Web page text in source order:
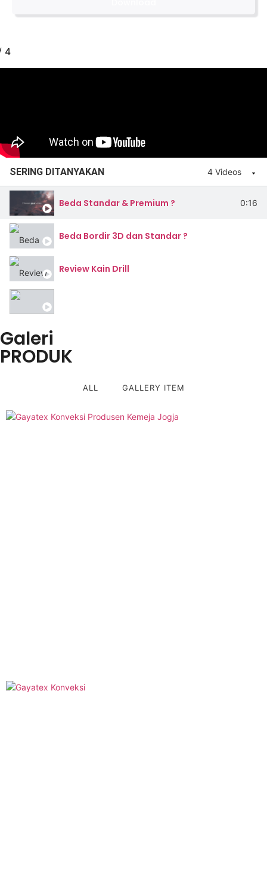
4
SERING DITANYAKAN 4 Videos
Beda Standar & Premium ? 0:16
Beda Bordir 3D dan Standar ?
Review Kain Drill
Galeri
PRODUK
ALL GALLERY ITEM